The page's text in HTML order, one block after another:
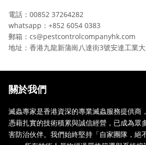
電話：00852 37264282
whatsapp：+852 6054 0383
郵箱：cs@pestcontrolcompanyhk.com
地址：香港九龍新蒲崗八達街3號安達工業
關於我們
滅蟲專家是香港資深的專業滅蟲服務提供商
憑藉扎實的技術積累與誠信經營，已成為眾
害防治伙伴。我們始終堅持「自家團隊，絕